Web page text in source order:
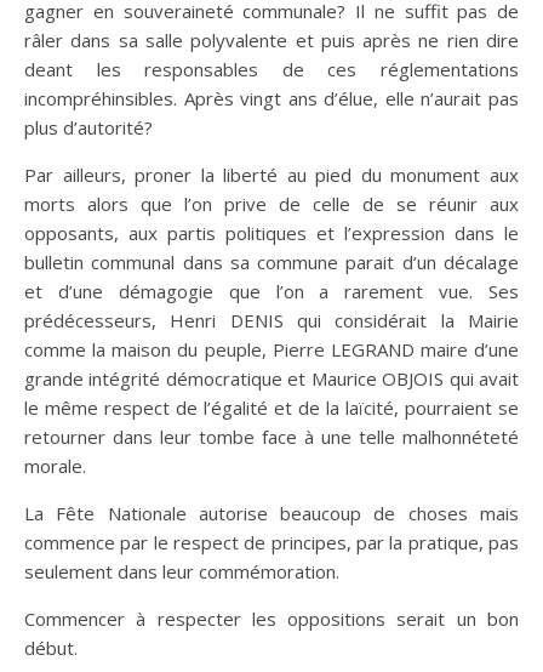
gagner en souveraineté communale? Il ne suffit pas de
râler dans sa salle polyvalente et puis après ne rien dire
deant les responsables de ces réglementations
incompréhinsibles. Après vingt ans d’élue, elle n’aurait pas
plus d’autorité?
Par ailleurs, proner la liberté au pied du monument aux
morts alors que l’on prive de celle de se réunir aux
opposants, aux partis politiques et l’expression dans le
bulletin communal dans sa commune parait d’un décalage
et d’une démagogie que l’on a rarement vue. Ses
prédécesseurs, Henri DENIS qui considérait la Mairie
comme la maison du peuple, Pierre LEGRAND maire d’une
grande intégrité démocratique et Maurice OBJOIS qui avait
le même respect de l’égalité et de la laïcité, pourraient se
retourner dans leur tombe face à une telle malhonnéteté
morale.
La Fête Nationale autorise beaucoup de choses mais
commence par le respect de principes, par la pratique, pas
seulement dans leur commémoration.
Commencer à respecter les oppositions serait un bon
début.